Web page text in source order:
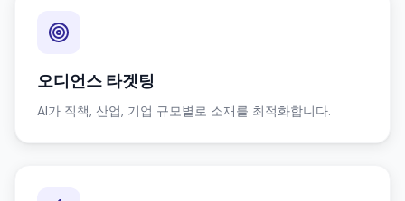
오디언스 타겟팅
AI가 직책, 산업, 기업 규모별로 소재를 최적화합니다.